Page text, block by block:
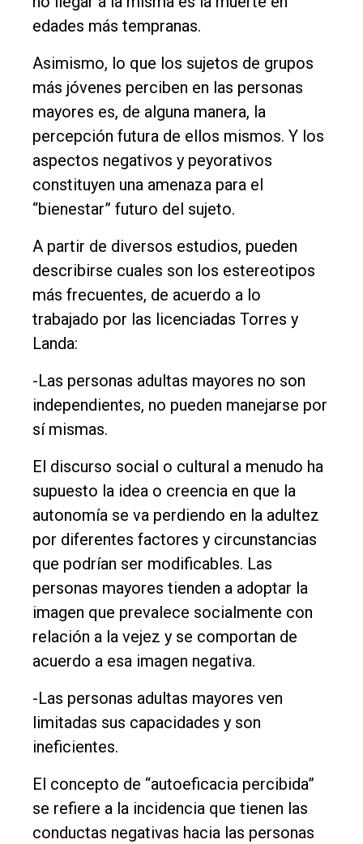
edades más tempranas.
Asimismo, lo que los sujetos de grupos
más jóvenes perciben en las personas
mayores es, de alguna manera, la
percepción futura de ellos mismos. Y los
aspectos negativos y peyorativos
constituyen una amenaza para el
“bienestar” futuro del sujeto.
A partir de diversos estudios, pueden
describirse cuales son los estereotipos
más frecuentes, de acuerdo a lo
trabajado por las licenciadas Torres y
Landa:
-Las personas adultas mayores no son
independientes, no pueden manejarse por
sí mismas.
El discurso social o cultural a menudo ha
supuesto la idea o creencia en que la
autonomía se va perdiendo en la adultez
por diferentes factores y circunstancias
que podrían ser modificables. Las
personas mayores tienden a adoptar la
imagen que prevalece socialmente con
relación a la vejez y se comportan de
acuerdo a esa imagen negativa.
-Las personas adultas mayores ven
limitadas sus capacidades y son
ineficientes.
El concepto de “autoeficacia percibida”
se refiere a la incidencia que tienen las
conductas negativas hacia las personas